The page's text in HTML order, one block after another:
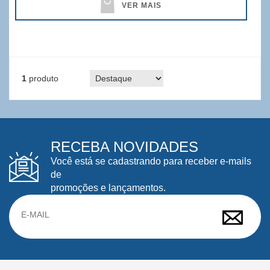
VER MAIS
1 produto
RECEBA NOVIDADES
Você está se cadastrando para receber e-mails
de
promoções e lançamentos.